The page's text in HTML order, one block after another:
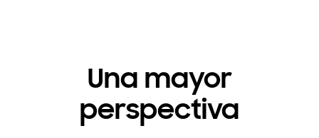
Una mayor
perspectiva